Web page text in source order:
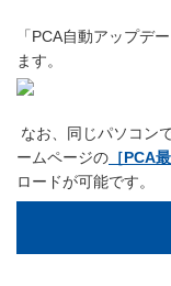
「PCA自動アップデ
ます。
なお、同じパソコン
ームページの ［PCA
ロードが可能です。